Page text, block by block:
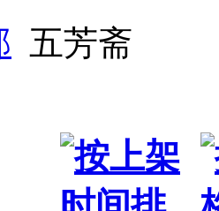
五芳斋